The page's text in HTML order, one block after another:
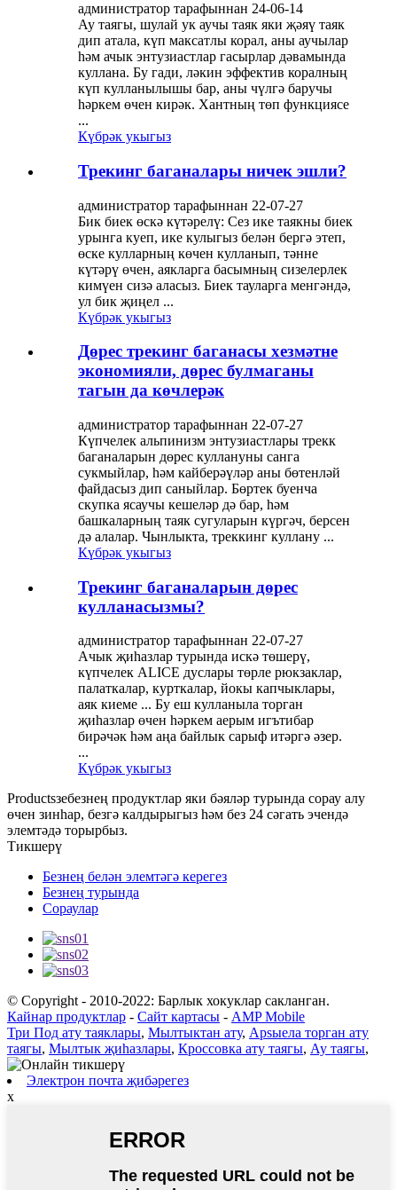
администратор тарафыннан 24-06-14
Ау таягы, шулай ук ​​аучы таяк яки җәяү таяк
дип атала, күп максатлы корал, аны аучылар
һәм ачык энтузиастлар гасырлар дәвамында
куллана. Бу гади, ләкин эффектив коралның
күп кулланылышы бар, аны чүлгә баручы
һәркем өчен кирәк. Хантның төп функциясе
...
Күбрәк укыгыз
Трекинг баганалары ничек эшли?
администратор тарафыннан 22-07-27
Бик биек өскә күтәрелү: Сез ике таякны биек
урынга куеп, ике кулыгыз белән бергә этеп,
өске кулларның көчен кулланып, тәнне
күтәрү өчен, аякларга басымның сизелерлек
кимүен сизә аласыз. Биек тауларга менгәндә,
ул бик җиңел ...
Күбрәк укыгыз
Дөрес трекинг баганасы хезмәтне
экономияли, дөрес булмаганы
тагын да көчлерәк
администратор тарафыннан 22-07-27
Күпчелек альпинизм энтузиастлары трекк
баганаларын дөрес куллануны санга
сукмыйлар, һәм кайберәүләр аны бөтенләй
файдасыз дип саныйлар. Бөртек буенча
скупка ясаучы кешеләр дә бар, һәм
башкаларның таяк сугуларын күргәч, берсен
дә алалар. Чынлыкта, треккинг куллану ...
Күбрәк укыгыз
Трекинг баганаларын дөрес
кулланасызмы?
администратор тарафыннан 22-07-27
Ачык җиһазлар турында искә төшерү,
күпчелек ALICE дуслары төрле рюкзаклар,
палаткалар, курткалар, йокы капчыклары,
аяк киеме ... Бу еш кулланыла торган
җиһазлар өчен һәркем аерым игътибар
бирәчәк һәм аңа байлык сарыф итәргә әзер.
...
Күбрәк укыгыз
Productsзебезнең продуктлар яки бәяләр турында сорау алу
өчен зинһар, безгә калдырыгыз һәм без 24 сәгать эчендә
элемтәдә торырбыз.
Тикшерү
Безнең белән элемтәгә керегез
Безнең турында
Сораулар
© Copyright - 2010-2022: Барлык хокуклар сакланган.
Кайнар продуктлар - Сайт картасы - AMP Mobile
Три Под ату таяклары, Мылтыктан ату, Apsыела торган ату
таягы, Мылтык җиһазлары, Кроссовка ату таягы, Ау таягы,
Электрон почта җибәрегез
x